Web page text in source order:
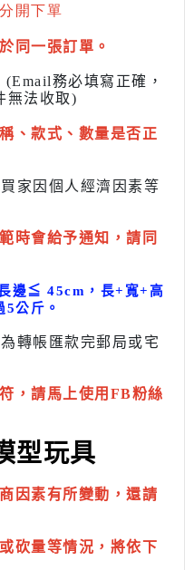
開下單
同一張訂單。
務必填寫正確，
無法收取)
、款式、數量是否正
家因個人經濟因素等
時會給予通知，請同
邊≦ 45cm，長+寬+高
5公斤 。
轉帳匯款完郵局或宅
，請馬上使用FB粉絲
型玩具
因素有所變動，還請
砍量等情況，將依下